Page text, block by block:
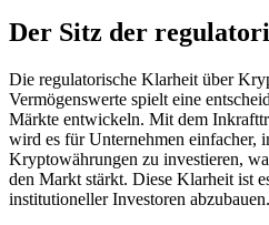
Der Sitz der
Die regulatorische Klarheit über
Vermögenswerte spielt eine
Märkte entwickeln. Mit dem
wird es für Unternehmen einfacher,
Kryptowährungen zu investieren,
den Markt stärkt. Diese Klarheit ist
institutioneller Investoren abzubauen.